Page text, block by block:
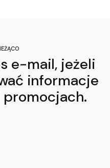
e-mail, jeżeli
informacje
promocjach.